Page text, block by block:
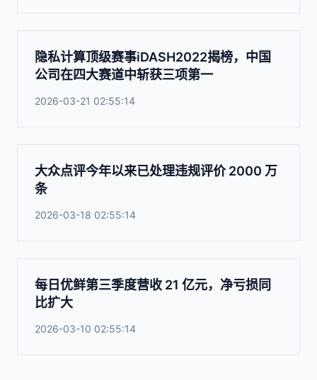
隐私计算顶级赛事iDASH2022揭榜，中国
公司在四大赛道中斩获三项第一
2026-03-21 02:55:14
大众点评今年以来已处理违规评价 2000 万
条
2026-03-18 02:55:14
每日优鲜第三季度营收 21 亿元，净亏损同
比扩大
2026-03-10 02:55:14